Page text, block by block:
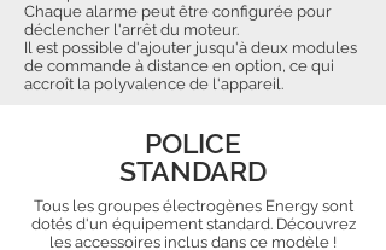
Chaque alarme peut être configurée pour
déclencher l'arrêt du moteur.
Il est possible d'ajouter jusqu'à deux modules
de commande à distance en option, ce qui
accroît la polyvalence de l'appareil.
POLICE
STANDARD
Tous les groupes électrogènes Energy sont
dotés d'un équipement standard. Découvrez
les accessoires inclus dans ce modèle !